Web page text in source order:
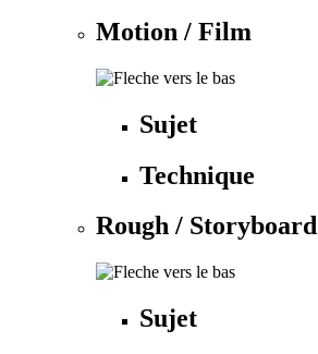
Motion / Film
Sujet
Technique
Rough / Storyboard
Sujet